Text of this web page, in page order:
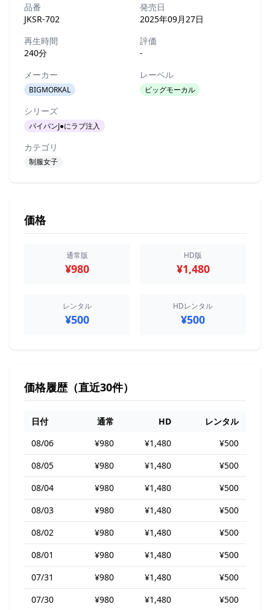
品番
JKSR-702
発売日
2025年09月27日
再生時間
240分
評価
-
メーカー
BIGMORKAL
レーベル
ビッグモーカル
シリーズ
パイパンJ●にラブ注入
カテゴリ
制服女子
価格
通常版
¥980
HD版
¥1,480
レンタル
¥500
HDレンタル
¥500
価格履歴（直近30件）
日付 通常 HD
レンタル
08/06
¥980 ¥1,480
¥500
08/05
¥980 ¥1,480
¥500
08/04
¥980 ¥1,480
¥500
08/03
¥980 ¥1,480
¥500
08/02
¥980 ¥1,480
¥500
08/01
¥980 ¥1,480
¥500
07/31
¥980 ¥1,480
¥500
07/30
¥980 ¥1,480 ¥500